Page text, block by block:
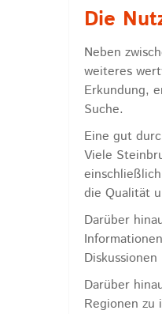
Die
Neben
weiteres
Erkundung,
Suche.
Eine gut
Viele
die Qualität
Darüber
Darüber
Regionen